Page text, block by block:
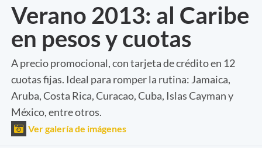
Verano 2013: al Caribe
en pesos y cuotas
A precio promocional, con tarjeta de crédito en 12
cuotas fijas. Ideal para romper la rutina: Jamaica,
Aruba, Costa Rica, Curacao, Cuba, Islas Cayman y
México, entre otros.
Ver galería de imágenes